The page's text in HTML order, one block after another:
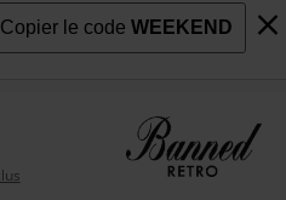
Copier le codeWEEKEND